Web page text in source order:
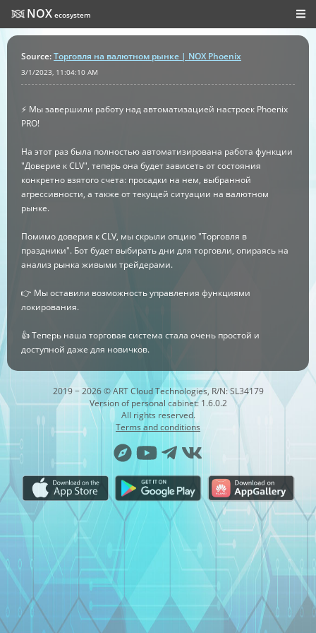
NOX ecosystem
Source:Торговля на валютном рынке | NOX Phoenix
3/1/2023, 11:04:10 AM
⚡️ Мы завершили работу над автоматизацией настроек Phoenix
PRO!
На этот раз была полностью автоматизирована работа функции
"Доверие к CLV", теперь она будет зависеть от состояния
конкретно взятого счета: просадки на нем, выбранной
агрессивности, а также от текущей ситуации на валютном
рынке.
Помимо доверия к CLV, мы скрыли опцию "Торговля в
праздники". Бот будет выбирать дни для торговли, опираясь на
анализ рынка живыми трейдерами.
👉 Мы оставили возможность управления функциями
локирования.
👍 Теперь наша торговая система стала очень простой и
доступной даже для новичков.
2019 − 2026 © ART Cloud Technologies, R/N: SL34179
Version of personal cabinet: 1.6.0.2
All rights reserved.
Terms and conditions